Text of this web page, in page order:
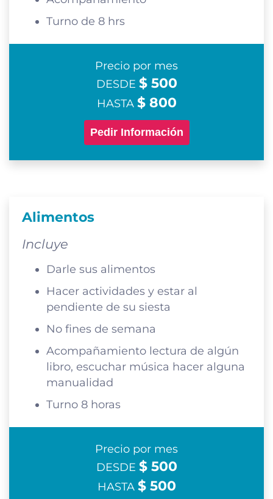
Turno de 8 hrs
Precio por mes
DESDE $ 500
HASTA $ 800
Pedir Información
Alimentos
Incluye
Darle sus alimentos
Hacer actividades y estar al
pendiente de su siesta
No fines de semana
Acompañamiento lectura de algún
libro, escuchar música hacer alguna
manualidad
Turno 8 horas
Precio por mes
DESDE $ 500
HASTA $ 500